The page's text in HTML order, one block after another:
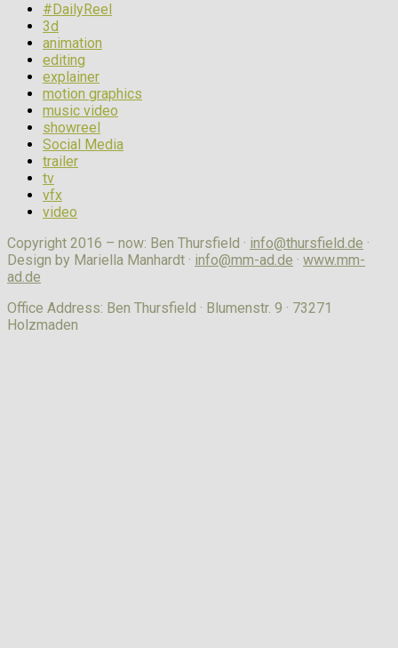
#DailyReel
3d
animation
editing
explainer
motion graphics
music video
showreel
Social Media
trailer
tv
vfx
video
Copyright 2016 – now: Ben Thursfield · info@thursfield.de ·
Design by Mariella Manhardt · info@mm-ad.de · www.mm-
ad.de
Office Address: Ben Thursfield · Blumenstr. 9 · 73271
Holzmaden